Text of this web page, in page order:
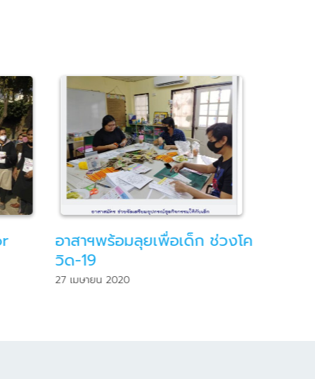
งโค “นิทานเพื่อน้อง”
4 กันยายน 2019